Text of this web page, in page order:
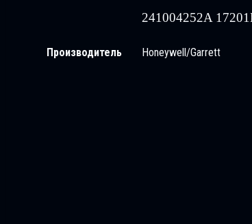
241004252A
Производитель Honeywell/Garrett